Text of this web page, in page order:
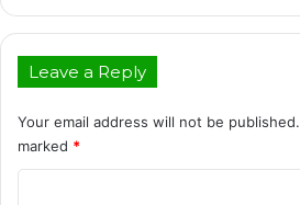
Leave a Reply
Your email address will not be published.
marked *